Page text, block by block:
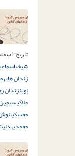
تاریخ: اسفند 22ام,
شیخی
زندان ها
اوینزندان
ملاکی
محبی
محمدی